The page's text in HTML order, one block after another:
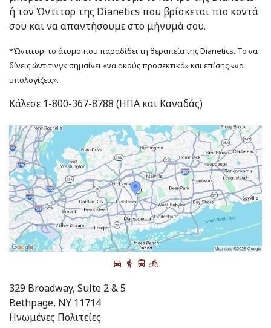
ή τον Ώντιτορ της Dianetics που βρίσκεται πιο κοντά
σου και να απαντήσουμε στο μήνυμά σου.
*Ώντιτορ: το άτομο που παραδίδει τη θεραπεία της Dianetics. Το να
δίνεις ώντιτινγκ σημαίνει «να ακούς προσεκτικά» και επίσης «να
υπολογίζεις».
Κάλεσε 1-800-367-8788 (ΗΠΑ και Καναδάς)
329 Broadway, Suite 2 & 5
Bethpage, NY 11714
Ηνωμένες Πολιτείες